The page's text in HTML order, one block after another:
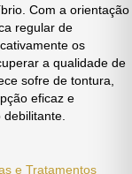
Com a orientação
regular de
os
a qualidade de
sofre de tontura,
eficaz e
e Tratamentos